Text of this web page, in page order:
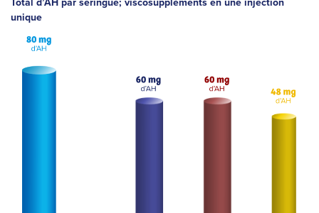
Total d’AH par seringue; viscosuppléments en une injection
unique